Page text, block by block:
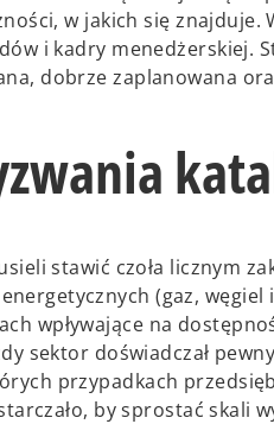
w jakich się
i kadry
dobrze zaplanowana
stawić czoła licznym
(gaz,
wpływające na
sektor doświadczał
przypadkach
by sprostać skali